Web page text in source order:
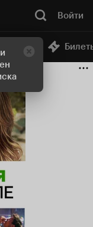
Войти